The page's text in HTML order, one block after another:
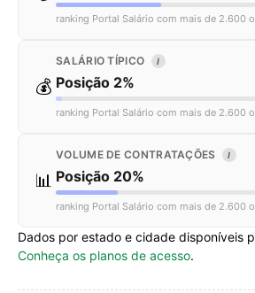
ranking Portal Salário com mais de 2.600
💰
SALÁRIO TÍPICO I
Posição 2%
ranking Portal Salário com mais de 2.600
📊
VOLUME DE CONTRATAÇÕES I
Posição 20%
ranking Portal Salário com mais de 2.600
Dados por estado e cidade disponíveis
Conheça os planos de acesso.